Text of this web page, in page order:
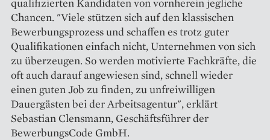
Chancen. "Viele stützen sich auf den klassischen
Bewerbungsprozess und schaffen es trotz guter
Qualifikationen einfach nicht, Unternehmen von sich
zu überzeugen. So werden motivierte Fachkräfte, die
oft auch darauf angewiesen sind, schnell wieder
einen guten Job zu finden, zu unfreiwilligen
Dauergästen bei der Arbeitsagentur", erklärt
Sebastian Clensmann, Geschäftsführer der
BewerbungsCode GmbH.